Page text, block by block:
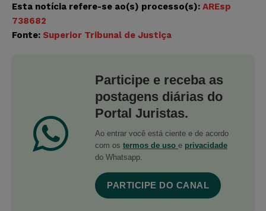
Esta notícia refere-se ao(s) processo(s): AREsp
738682
Fonte: Superior Tribunal de Justiça
Participe e receba as
postagens diárias do
Portal Juristas.
Ao entrar você está ciente e de acordo
com os termos de uso e privacidade
do Whatsapp.
PARTICIPE DO CANAL